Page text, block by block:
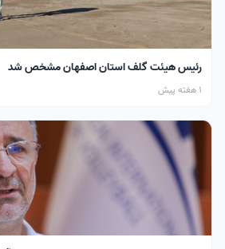
رئیس هیئت گلف استان اصفهان مشخص شد
1 هفته پیش